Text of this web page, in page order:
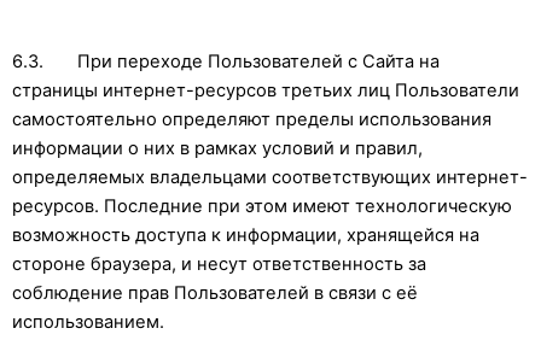
6.3. При переходе Пользователей с Сайта на
страницы интернет-ресурсов третьих лиц Пользователи
самостоятельно определяют пределы использования
информации о них в рамках условий и правил,
определяемых владельцами соответствующих интернет-
ресурсов. Последние при этом имеют технологическую
возможность доступа к информации, хранящейся на
стороне браузера, и несут ответственность за
соблюдение прав Пользователей в связи с её
использованием.